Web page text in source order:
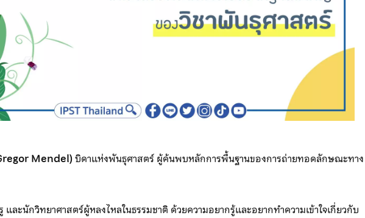
Mendel)บิดาแห่งพันธุศาสตร์ ผู้ค้นพบหลักการพื้นฐานของการถ่ายทอดลักษณะทาง
และนักวิทยาศาสตร์ผู้หลงไหลในธรรมชาติ ด้วยความอยากรู้และอยากทำความเข้าใจเกี่ยวกับ